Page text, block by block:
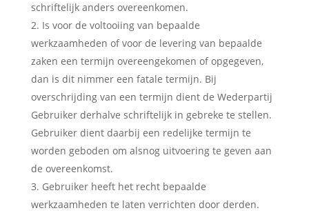
schriftelijk anders overeenkomen.
Is voor de voltooiing van bepaalde
werkzaamheden of voor de levering van bepaalde
zaken een termijn overeengekomen of opgegeven,
dan is dit nimmer een fatale termijn. Bij
overschrijding van een termijn dient de Wederpartij
Gebruiker derhalve schriftelijk in gebreke te stellen.
Gebruiker dient daarbij een redelijke termijn te
worden geboden om alsnog uitvoering te geven aan
de overeenkomst.
Gebruiker heeft het recht bepaalde
werkzaamheden te laten verrichten door derden.